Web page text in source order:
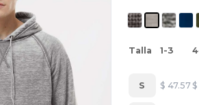
Talla 1-3
S $ 47.57 $